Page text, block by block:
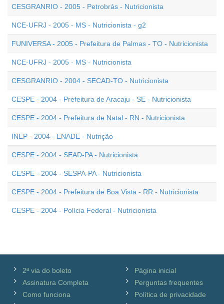
CESGRANRIO - 2005 - Petrobrás - Nutricionista
NCE-UFRJ - 2005 - MS - Nutricionista - g2
FUNIVERSA - 2005 - Prefeitura de Palmas - TO - Nutricionista
NCE-UFRJ - 2005 - MS - Nutricionista
CESGRANRIO - 2004 - SECAD-TO - Nutricionista
CESPE - 2004 - Prefeitura de Aracaju - SE - Nutricionista
CESPE - 2004 - Prefeitura de Natal - RN - Nutricionista
INEP - 2004 - ENADE - Nutrição
CESPE - 2004 - SEAD-PA - Nutricionista
CESPE - 2004 - SESPA-PA - Nutricionista
CESPE - 2004 - Prefeitura de Boa Vista - RR - Nutricionista
CESPE - 2004 - Polícia Federal - Nutricionista
2ª via do boleto
Assinatura Completa
Como funciona
Página inicial
Perguntas frequentes
Política de privacidade